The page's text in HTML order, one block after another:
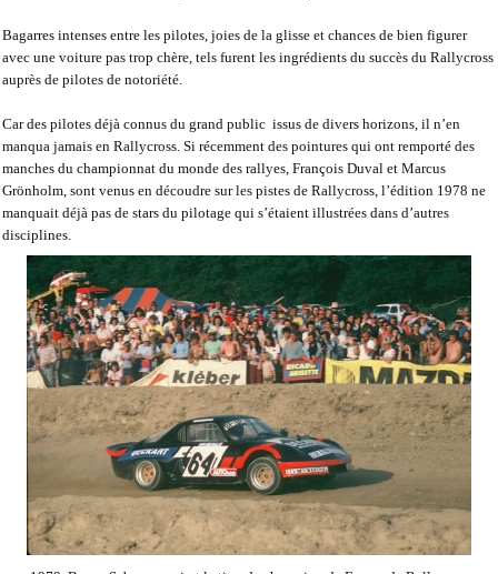
Bagarres intenses entre les pilotes, joies de la glisse et chances de bien figurer
avec une voiture pas trop chère, tels furent les ingrédients du succès du Rallycross
auprès de pilotes de notoriété.
Car des pilotes déjà connus du grand public issus de divers horizons, il n’en
manqua jamais en Rallycross. Si récemment des pointures qui ont remporté des
manches du championnat du monde des rallyes, François Duval et Marcus
Grönholm, sont venus en découdre sur les pistes de Rallycross, l’édition 1978 ne
manquait déjà pas de stars du pilotage qui s’étaient illustrées dans d’autres
disciplines.